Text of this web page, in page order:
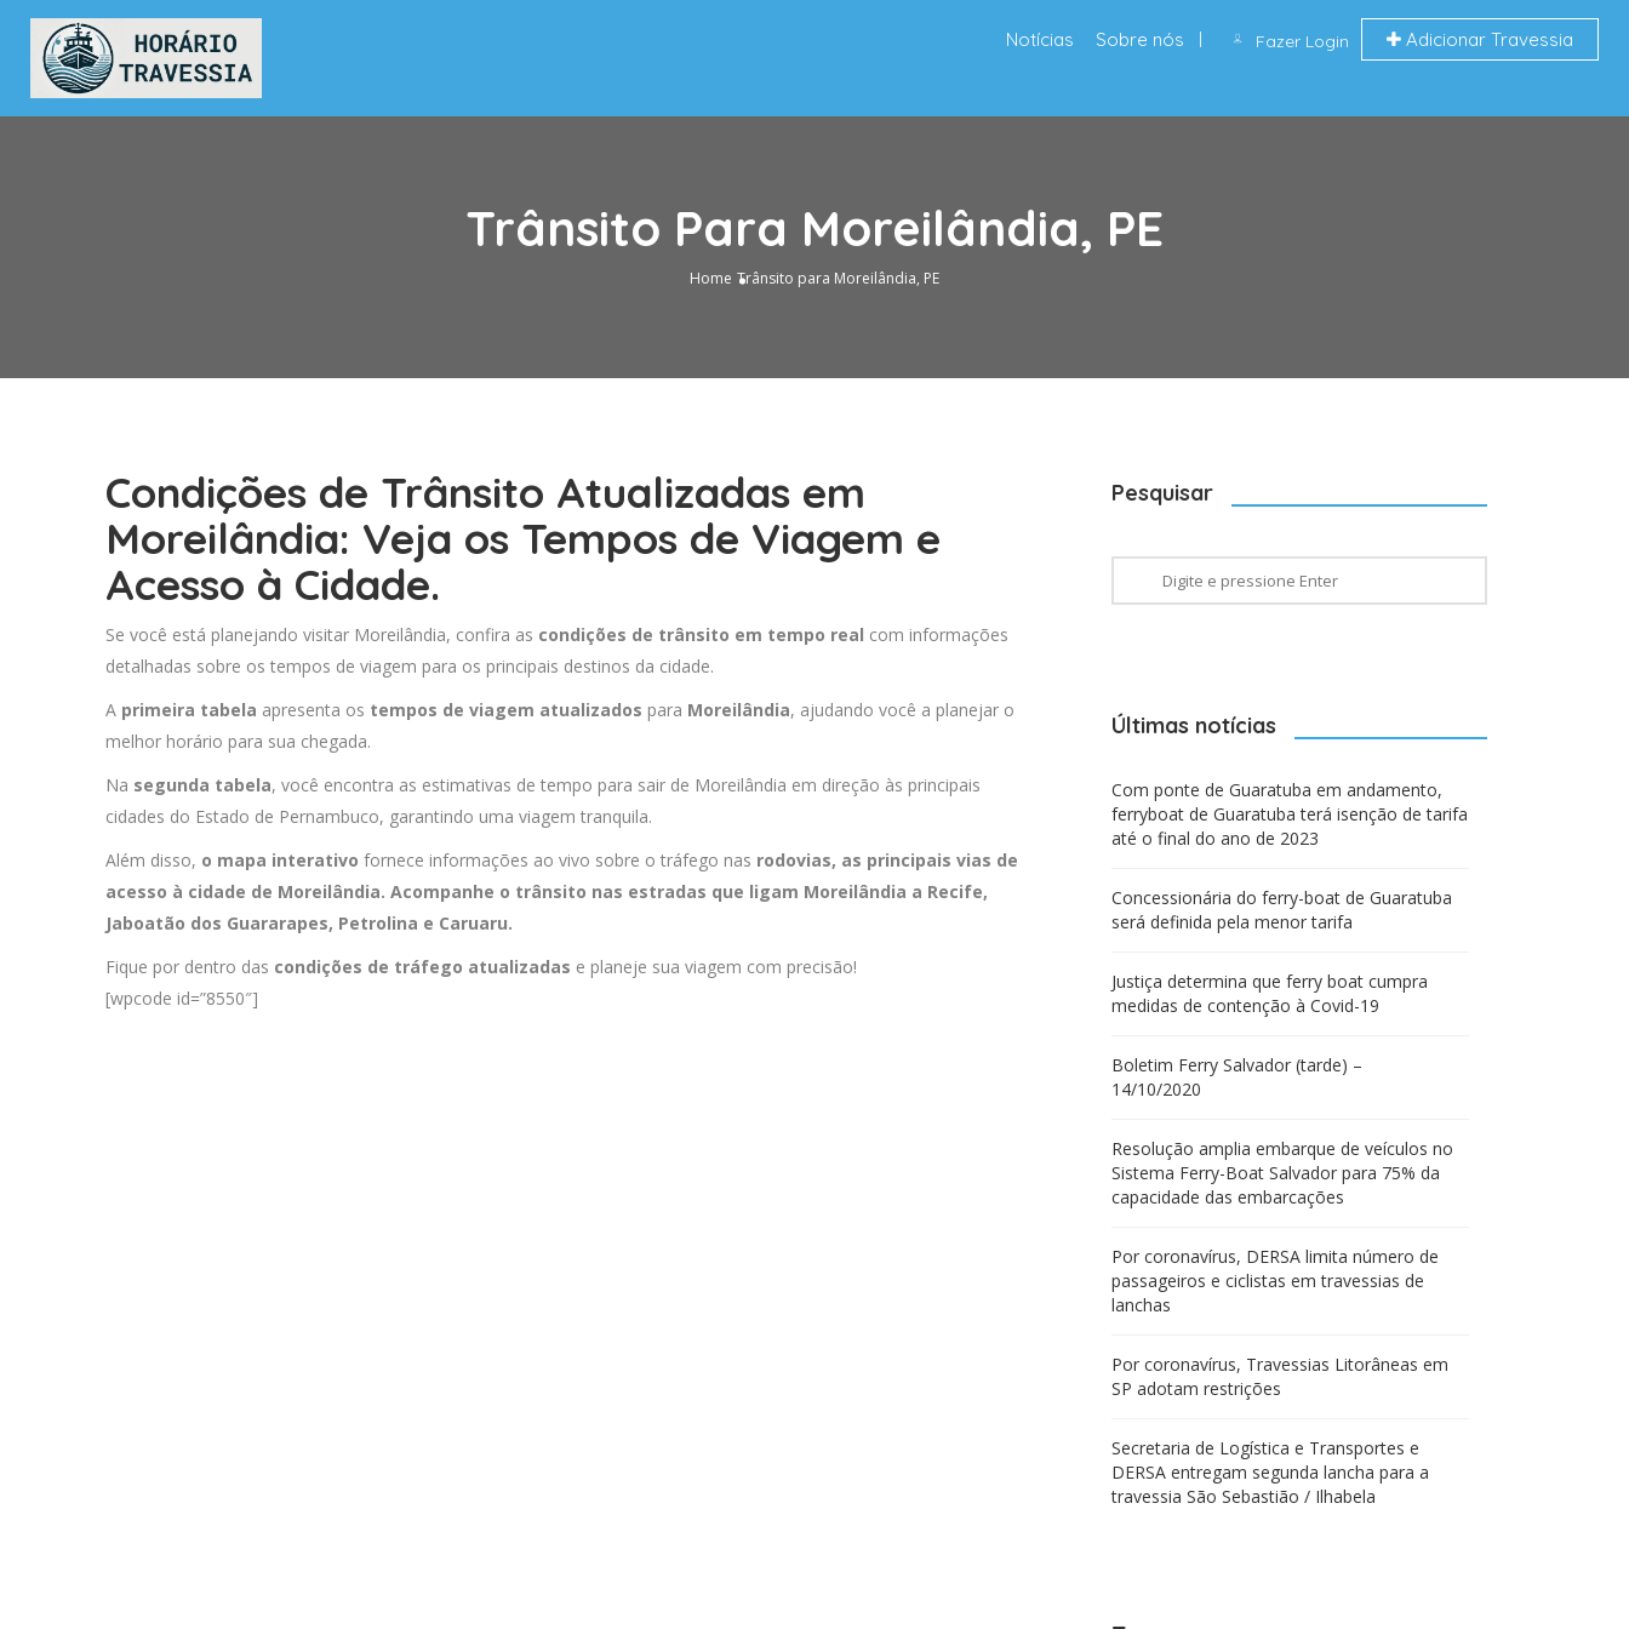
Fazer Login Adicionar Travessia
Notícias Sobre nós
Trânsito Para Moreilândia, PE
Home Trânsito para Moreilândia, PE
Condições de Trânsito Atualizadas em
Moreilândia: Veja os Tempos de Viagem e
Acesso à Cidade.
Se você está planejando visitar Moreilândia, confira as condições de trânsito em tempo real com informações
detalhadas sobre os tempos de viagem para os principais destinos da cidade.
A primeira tabela apresenta os tempos de viagem atualizados para Moreilândia, ajudando você a planejar o
melhor horário para sua chegada.
Na segunda tabela, você encontra as estimativas de tempo para sair de Moreilândia em direção às principais
cidades do Estado de Pernambuco, garantindo uma viagem tranquila.
Além disso, o mapa interativo fornece informações ao vivo sobre o tráfego nas rodovias, as principais vias de
acesso à cidade de Moreilândia. Acompanhe o trânsito nas estradas que ligam Moreilândia a Recife,
Jaboatão dos Guararapes, Petrolina e Caruaru.
Fique por dentro das condições de tráfego atualizadas e planeje sua viagem com precisão!
[wpcode id=”8550″]
Pesquisar
Últimas notícias
Com ponte de Guaratuba em andamento,
ferryboat de Guaratuba terá isenção de tarifa
até o final do ano de 2023
Concessionária do ferry-boat de Guaratuba
será definida pela menor tarifa
Justiça determina que ferry boat cumpra
medidas de contenção à Covid-19
Boletim Ferry Salvador (tarde) –
14/10/2020
Resolução amplia embarque de veículos no
Sistema Ferry-Boat Salvador para 75% da
capacidade das embarcações
Por coronavírus, DERSA limita número de
passageiros e ciclistas em travessias de
lanchas
Por coronavírus, Travessias Litorâneas em
SP adotam restrições
Secretaria de Logística e Transportes e
DERSA entregam segunda lancha para a
travessia São Sebastião / Ilhabela